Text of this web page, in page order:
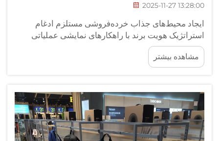
2025-11-27 13:28:00
ایجاد محیط‌های جذاب خرده‌فروشی مستلزم ادغام
استراتژیک هویت برند با راهکارهای نمایشی عملیاتی
است. طرح‌های نمایشگر سفارشی ابزارهای قدرتمندی
هستند که ارزش‌های برند را منتقل می‌کنند و در عین حال
محصولات را به‌طور مؤثر به مخاطبان هدف نشان
مشاهده بیشتر